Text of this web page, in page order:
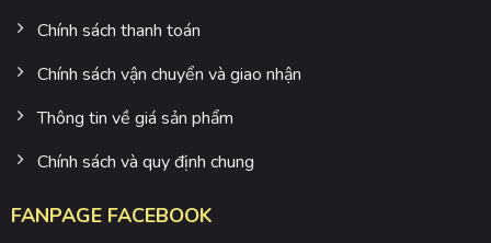
Chính sách thanh toán
Chính sách vận chuyển và giao nhận
Thông tin về giá sản phẩm
Chính sách và quy định chung
FANPAGE FACEBOOK